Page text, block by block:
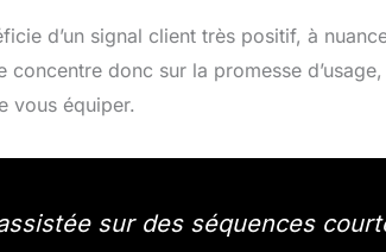
d’un signal client très positif, à
concentre donc sur la promesse
vous équiper.
sur des séquences